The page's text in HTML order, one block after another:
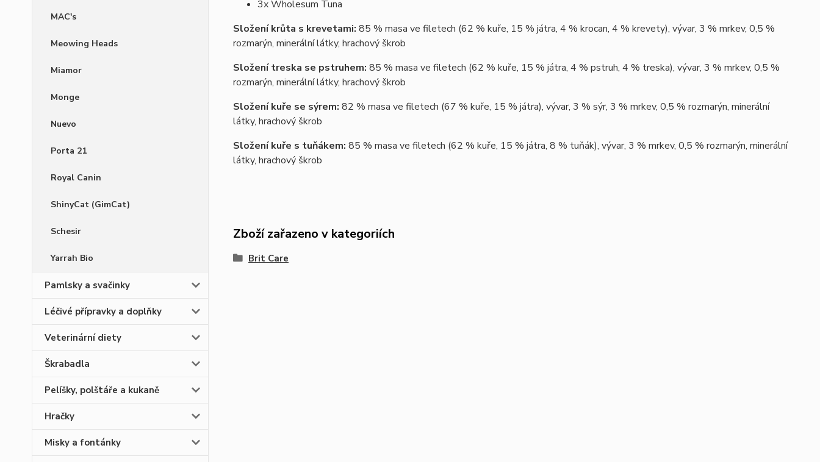
MAC's
Meowing Heads
Miamor
Monge
Nuevo
Porta 21
Royal Canin
ShinyCat (GimCat)
Schesir
Yarrah Bio
Pamlsky a svačinky
Léčivé přípravky a doplňky
Veterinární diety
Škrabadla
Pelíšky, polštáře a kukaně
Hračky
Misky a fontánky
3x Wholesum Tuna
Složení krůta s krevetami: 85 % masa ve filetech (62 % kuře, 15 % játra, 4 % krocan, 4 % krevety), vývar, 3 % mrkev, 0,5 %
rozmarýn, minerální látky, hrachový škrob
Složení treska se pstruhem: 85 % masa ve filetech (62 % kuře, 15 % játra, 4 % pstruh, 4 % treska), vývar, 3 % mrkev, 0,5 %
rozmarýn, minerální látky, hrachový škrob
Složení kuře se sýrem: 82 % masa ve filetech (67 % kuře, 15 % játra), vývar, 3 % sýr, 3 % mrkev, 0,5 % rozmarýn, minerální
látky, hrachový škrob
Složení kuře s tuňákem: 85 % masa ve filetech (62 % kuře, 15 % játra, 8 % tuňák), vývar, 3 % mrkev, 0,5 % rozmarýn, minerální
látky, hrachový škrob
Zboží zařazeno v kategoriích
Brit Care